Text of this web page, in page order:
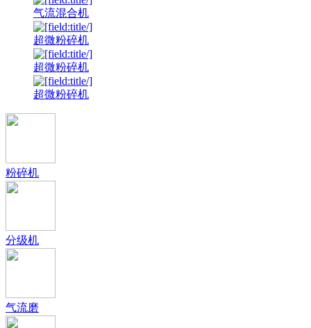
气流混合机
超微粉碎机
超微粉碎机
超微粉碎机
粉碎机
分级机
气流磨